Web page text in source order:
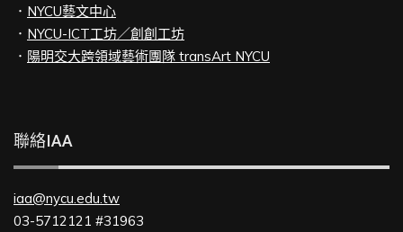
． NYCU藝文中心
． NYCU-ICT工坊／創創工坊
． 陽明交大跨領域藝術團隊 transArt NYCU
聯絡IAA
iaa@nycu.edu.tw
03-5712121 #31963